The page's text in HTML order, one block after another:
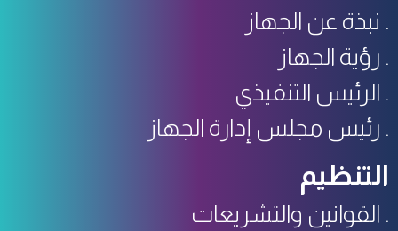
نبذة عن الجهاز
رؤية الجهاز
الرئيس التنفيذي
رئيس مجلس إدارة الجهاز
التنظيم
القوانين والتشريعات